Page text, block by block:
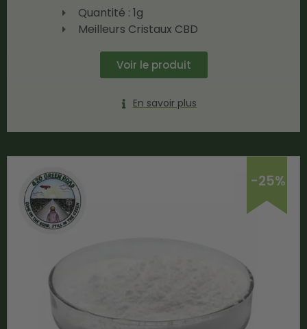
Quantité : 1g
Meilleurs Cristaux CBD
Voir le produit
En savoir plus
-25%